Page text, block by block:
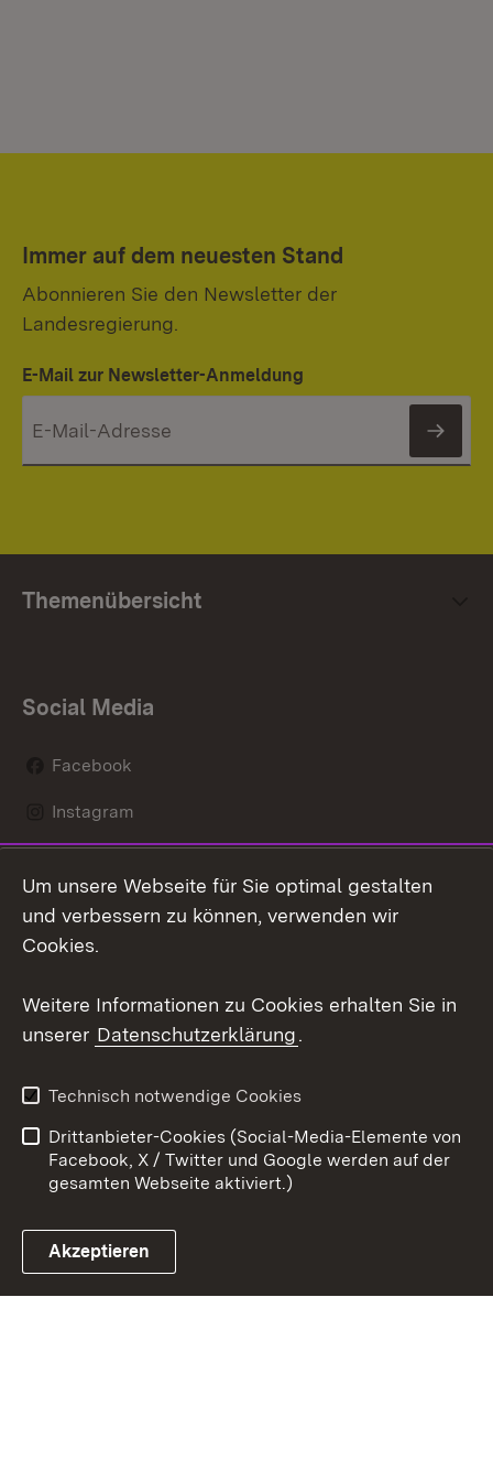
Immer auf dem neuesten Stand
Abonnieren Sie den Newsletter der
Landesregierung.
E-Mail zur Newsletter-Anmeldung
Themenübersicht
Social Media
Facebook
Instagram
Mastodon
Youtube
Link zum Landesportal
Kontakt
Datenschutz
Barrierefreiheit
Impressum Cookies
Um unsere Webseite für Sie optimal gestalten
und verbessern zu können, verwenden wir
Cookies.
Weitere Informationen zu Cookies erhalten Sie in
unserer Datenschutzerklärung.
Technisch notwendige Cookies
Drittanbieter-Cookies (Social-Media-Elemente von
Facebook, X / Twitter und Google werden auf der
gesamten Webseite aktiviert.)
Akzeptieren